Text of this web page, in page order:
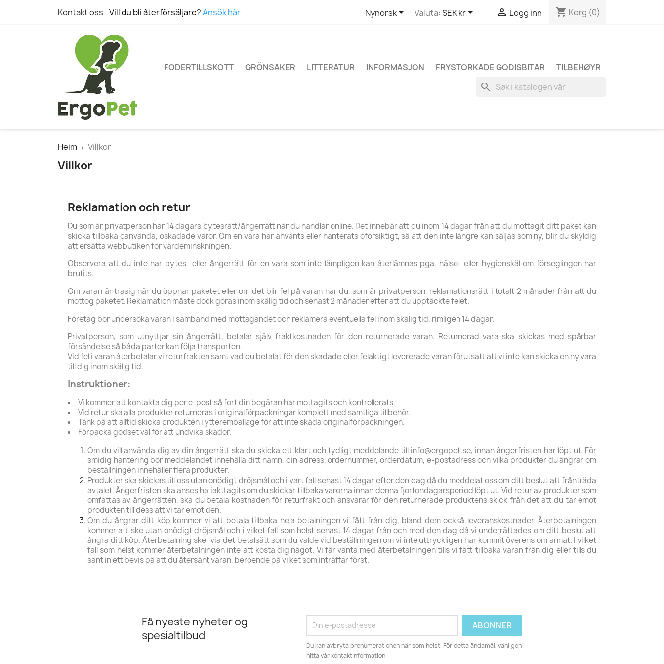
Kontakt oss Vill du bli återförsäljare?Ansök här Nynorsk Valuta:SEK kr  Logg inn shopping_cart Korg (0)
FODERTILLSKOTT GRÖNSAKER LITTERATUR INFORMASJON FRYSTORKADE GODISBITAR TILBEHØYR
search
Heim Villkor
Villkor
Reklamation och retur
Du som är privatperson har 14 dagars bytesrätt/ångerrätt när du handlar online. Det innebär att du inom 14 dagar från att du mottagit ditt paket kan
skicka tillbaka oanvända, oskadade varor. Om en vara har använts eller hanterats oförsiktigt, så att den inte längre kan säljas som ny, blir du skyldig
att ersätta webbutiken för värdeminskningen.
Observera att du inte har bytes- eller ångerrätt för en vara som inte lämpligen kan återlämnas pga. hälso- eller hygienskäl om förseglingen har
brutits.
Om varan är trasig när du öppnar paketet eller om det blir fel på varan har du, som är privatperson, reklamationsrätt i totalt 2 månader från att du
mottog paketet. Reklamation måste dock göras inom skälig tid och senast 2 månader efter att du upptäckte felet.
Företag bör undersöka varan i samband med mottagandet och reklamera eventuella fel inom skälig tid, rimligen 14 dagar.
Privatperson, som utnyttjar sin ångerrätt, betalar själv fraktkostnaden för den returnerade varan. Returnerad vara ska skickas med spårbar
försändelse så båda parter kan följa transporten.
Vid fel i varan återbetalar vi returfrakten samt vad du betalat för den skadade eller felaktigt levererade varan förutsatt att vi inte kan skicka en ny vara
till dig inom skälig tid.
Instruktioner:
Vi kommer att kontakta dig per e-post så fort din begäran har mottagits och kontrollerats.
Vid retur ska alla produkter returneras i originalförpackningar komplett med samtliga tillbehör.
Tänk på att alltid skicka produkten i ytteremballage för att inte skada originalförpackningen.
Förpacka godset väl för att undvika skador.
Om du vill använda dig av din ångerrätt ska du skicka ett klart och tydligt meddelande till info@ergopet.se, innan ångerfristen har löpt ut. För
smidig hantering bör meddelandet innehålla ditt namn, din adress, ordernummer, orderdatum, e-postadress och vilka produkter du ångrar om
beställningen innehåller flera produkter.
Produkter ska skickas till oss utan onödigt dröjsmål och i vart fall senast 14 dagar efter den dag då du meddelat oss om ditt beslut att frånträda
avtalet. Ångerfristen ska anses ha iakttagits om du skickar tillbaka varorna innan denna fjortondagarsperiod löpt ut. Vid retur av produkter som
omfattas av ångerrätten, ska du betala kostnaden för returfrakt och ansvarar för den returnerade produktens skick från det att du tar emot
produkten till dess att vi tar emot den.
Om du ångrar ditt köp kommer vi att betala tillbaka hela betalningen vi fått från dig, bland dem också leveranskostnader. Återbetalningen
kommer att ske utan onödigt dröjsmål och i vilket fall som helst senast 14 dagar från och med den dag då vi underrättades om ditt beslut att
ångra ditt köp. Återbetalning sker via det betalsätt som du valde vid beställningen om vi inte uttryckligen har kommit överens om annat. I vilket
fall som helst kommer återbetalningen inte att kosta dig något. Vi får vänta med återbetalningen tills vi fått tillbaka varan från dig eller tills du
sänt in ett bevis på att du återsänt varan, beroende på vilket som inträffar först.
Få nyeste nyheter og
spesialtilbud
Du kan avbryta prenumerationen när som helst. För detta ändamål, vänligen
hitta vår kontaktinformation.